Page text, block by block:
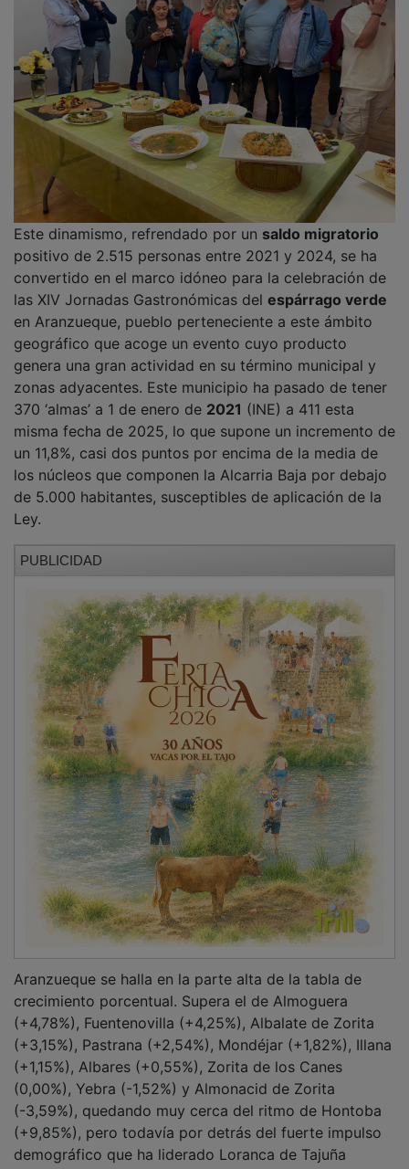
370 ‘almas’ a 1 de enero de2021(INE) a 411 esta
misma fecha de 2025, lo que supone un incremento de
un 11,8%, casi dos puntos por encima de la media de
los núcleos que componen la Alcarria Baja por debajo
de 5.000 habitantes, susceptibles de aplicación de la
Ley.
PUBLICIDAD
crecimiento porcentual. Supera el de Almoguera
(+4,78%), Fuentenovilla (+4,25%), Albalate de Zorita
(+3,15%), Pastrana (+2,54%), Mondéjar (+1,82%), Illana
(+1,15%), Albares (+0,55%), Zorita de los Canes
(0,00%), Yebra (-1,52%) y Almonacid de Zorita
(-3,59%), quedando muy cerca del ritmo de Hontoba
(+9,85%), pero todavía por detrás del fuerte impulso
demográfico que ha liderado Loranca de Tajuña
(+14,52%).
PUBLICIDAD